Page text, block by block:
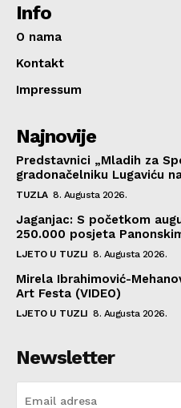
Info
O nama
Kontakt
Impressum
Najnovije
Predstavnici „Mladih za
gradonačelniku Lugaviću
TUZLA 8. Augusta 2026.
Jaganjac: S početkom
250.000 posjeta
LJETO U TUZLI 8. Augusta 2026.
Mirela Ibrahimović-
Art Festa (VIDEO)
LJETO U TUZLI 8. Augusta 2026.
Newsletter